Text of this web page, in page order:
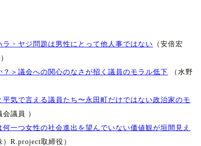
・ヤジ問題は男性にとって他人事ではない （安倍宏
＞議会への関心のなさが招く議員のモラル低下 （水野
気で言える議員たち〜永田町だけではない政治家のモ
議員 ）
一つ女性の社会進出を望んでいない価値観が垣間見え
R.project取締役）